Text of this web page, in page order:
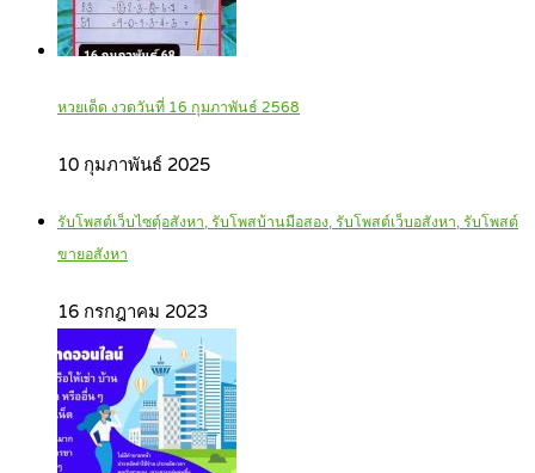
หวยเด็ด งวดวันที่ 16 กุมภาพันธ์ 2568
10 กุมภาพันธ์ 2025
รับโพสต์เว็บไซตฺ์อสังหา, รับโพสบ้านมือสอง, รับโพสต์เว็บอสังหา, รับโพสต์
ขายอสังหา
16 กรกฎาคม 2023